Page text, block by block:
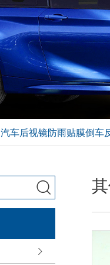
汽车后视镜防雨贴膜倒车
